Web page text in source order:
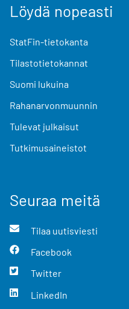
Löydä nopeasti
StatFin-tietokanta
Tilastotietokannat
Suomi lukuina
Rahanarvonmuunnin
Tulevat julkaisut
Tutkimusaineistot
Seuraa meitä
Tilaa uutisviesti
Facebook
Twitter
LinkedIn